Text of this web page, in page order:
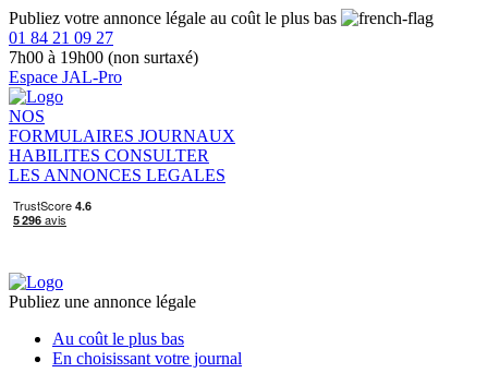
Publiez votre annonce légale au coût le plus bas
01 84 21 09 27
7h00 à 19h00 (non surtaxé)
Espace JAL-Pro
NOS
FORMULAIRES JOURNAUX
HABILITES CONSULTER
LES ANNONCES LEGALES
Publiez une annonce légale
Au coût le plus bas
En choisissant votre journal